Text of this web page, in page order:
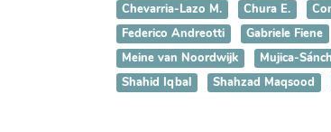
Chevarria-Lazo M.
Chura E.
Federico Andreotti
Gabriele Fiene
Meine van Noordwijk
Mujica-
Shahid Iqbal
Shahzad Maqsood